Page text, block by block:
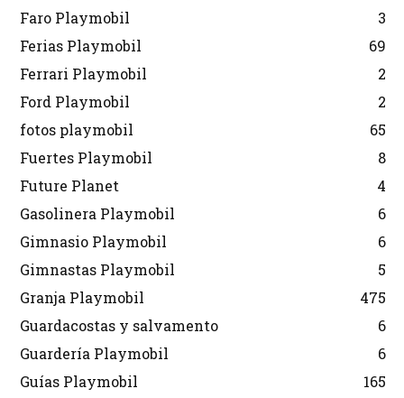
Faro Playmobil
3
Ferias Playmobil
69
Ferrari Playmobil
2
Ford Playmobil
2
fotos playmobil
65
Fuertes Playmobil
8
Future Planet
4
Gasolinera Playmobil
6
Gimnasio Playmobil
6
Gimnastas Playmobil
5
Granja Playmobil
475
Guardacostas y salvamento
6
Guardería Playmobil
6
Guías Playmobil
165